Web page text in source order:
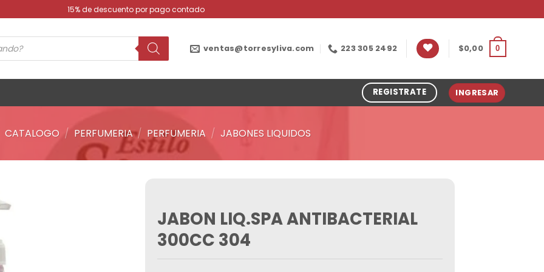
15% de descuento por pago contado
ventas@torresyliva.com 223 305 2492 $0,00 0
REGISTRATE INGRESAR
CATALOGO / PERFUMERIA / PERFUMERIA / JABONES LIQUIDOS
JABON LIQ.SPA ANTIBACTERIAL
300CC 304